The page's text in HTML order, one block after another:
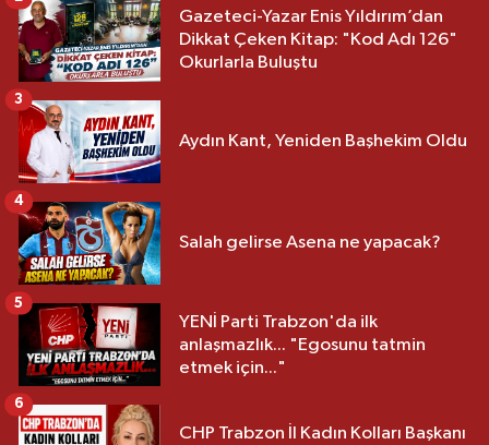
Gazeteci-Yazar Enis Yıldırım’dan
Dikkat Çeken Kitap: "Kod Adı 126"
Okurlarla Buluştu
Aydın Kant, Yeniden Başhekim Oldu
3
Salah gelirse Asena ne yapacak?
4
YENİ Parti Trabzon'da ilk
anlaşmazlık... "Egosunu tatmin
etmek için..."
5
CHP Trabzon İl Kadın Kolları Başkanı
6